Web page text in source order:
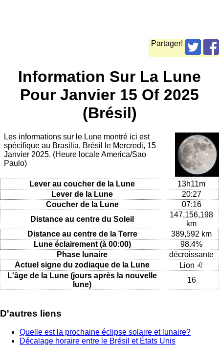
Partager!
Information Sur La Lune
Pour Janvier 15 Of 2025
(Brésil)
Les informations sur le Lune montré ici est
spécifique au Brasilia, Brésil le Mercredi, 15
Janvier 2025. (Heure locale America/Sao
Paulo)
Lever au coucher de la Lune
13h11m
Lever de la Lune
20:27
Coucher de la Lune
07:16
Distance au centre du Soleil
147,156,198
km
Distance au centre de la Terre
389,592 km
Lune éclairement (à 00:00)
98.4%
Phase lunaire
décroissante
Actuel signe du zodiaque de la Lune
Lion ♌
L'âge de la Lune (jours après la nouvelle
lune)
16
D'autres liens
Quelle est la prochaine éclipse solaire et lunaire?
Décalage horaire entre le Brésil et États Unis